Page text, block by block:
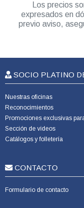
Los precios
expresados en
previo aviso,
SOCIO PLATINO
Nuestras oficinas
Reconocimientos
Promociones exclusivas
Sección de videos
Catálogos y folletería
CONTACTO
Formulario de contacto